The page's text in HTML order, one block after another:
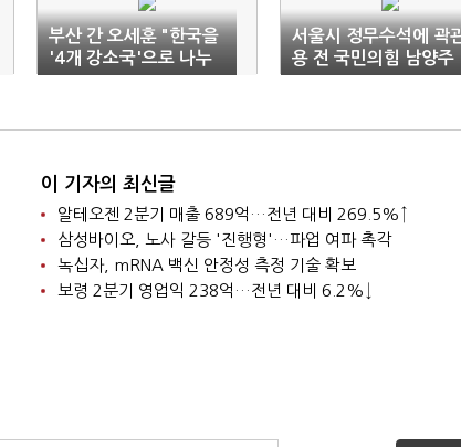
부산 간 오세훈 "한국을
'4개 강소국'으로 나누
면 소득 10만불 가능"
서울시 정무수석에 곽
용 전 국민의힘 남양주
을 당협위원장
이 기자의 최신글
알테오젠 2분기 매출 689억…전년 대비 269.5%↑
삼성바이오, 노사 갈등 '진행형'…파업 여파 촉각
녹십자, mRNA 백신 안정성 측정 기술 확보
보령 2분기 영업익 238억…전년 대비 6.2%↓